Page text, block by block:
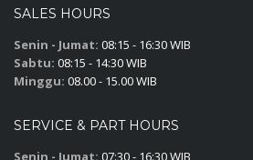
SALES HOURS
Senin - Jumat: 08:15 - 16:30 WIB
Sabtu: 08:15 - 14:30 WIB
Minggu: 08.00 - 15.00 WIB
SERVICE & PART HOURS
Senin - Jumat: 07:30 - 16:30 WIB